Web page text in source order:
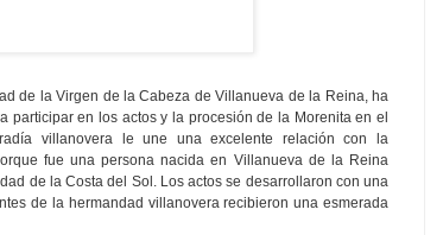
de la Virgen de la Cabeza de Villanueva de la Reina, ha
participar en los actos y la procesión de la Morenita en el
villanovera le une una excelente relación con la
fue una persona nacida en Villanueva de la Reina
de la Costa del Sol. Los actos se desarrollaron con una
de la hermandad villanovera recibieron una esmerada